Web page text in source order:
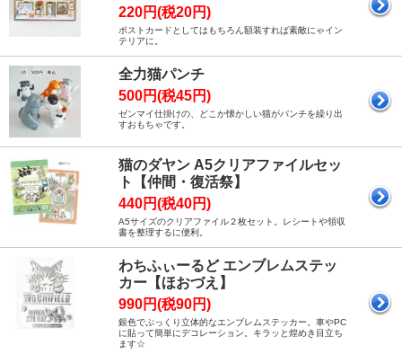
220円(税20円)
ポストカードとしてはもちろん額装すれば素敵にゃイン
テリアに。
全力猫パンチ
500円(税45円)
ゼンマイ仕掛けの、どこか懐かしい猫がパンチを繰り出
すおもちゃです。
猫のダヤン A5クリアファイルセッ
ト【仲間・復活祭】
440円(税40円)
A5サイズのクリアファイル２枚セット。レシートや領収
書を整理するに便利。
わちふぃーるど エンブレムステッ
カー【ほおづえ】
990円(税90円)
銀色でぷっくり立体的なエンブレムステッカー。車やPC
に貼って簡単にデコレーション。キラッと煌めき目立ち
ます☆